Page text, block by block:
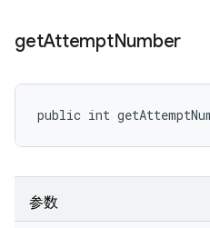
getAttemptNumber
public int
参数